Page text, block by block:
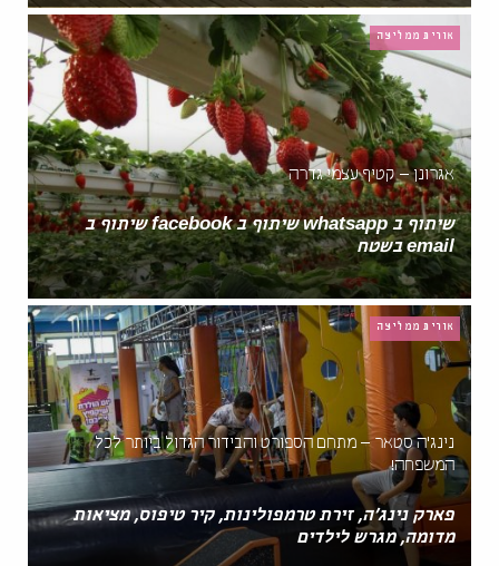
אורית ממליצה
אגרונן – קטיף עצמי גדרה
שיתוף ב whatsapp שיתוף ב facebook שיתוף ב
email בשטח
אורית ממליצה
נינג'ה סטאר – מתחם הספורט והבידור הגדול ביותר לכל
המשפחה!
פארק נינג'ה, זירת טרמפולינות, קיר טיפוס, מציאות
מדומה, מגרש לילדים